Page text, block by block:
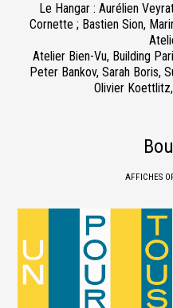
Le Hangar : Aurélien
Cornette ; Bastien Sion,
Atelier Bien-Vu, Building
Peter Bankov, Sarah Boris,
Olivier
AFFICHES